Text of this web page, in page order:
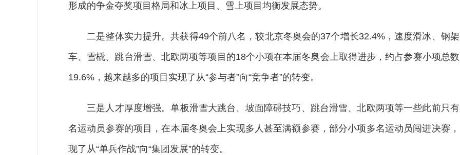
形成的争金夺奖项目格局和冰上项目、雪上项目均衡发展态势。
二是整体实力提升。共获得49个前八名，较北京冬奥会的37个增长32.4%，速度滑冰、钢
车、雪橇、跳台滑雪、北欧两项等项目的18个小项在本届冬奥会上取得进步，约占参赛小项总
19.6%，越来越多的项目实现了从“参与者”向“竞争者”的转变。
三是人才厚度增强。单板滑雪大跳台、坡面障碍技巧、跳台滑雪、北欧两项等一些此前只
名运动员参赛的项目，在本届冬奥会上实现多人甚至满额参赛，部分小项多名运动员闯进决赛
现了从“单兵作战”向“集团发展”的转变。